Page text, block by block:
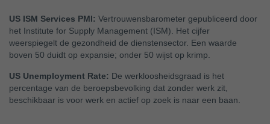
US ISM Services PMI: Vertrouwensbarometer gepubliceerd door
het Institute for Supply Management (ISM). Het cijfer
weerspiegelt de gezondheid de dienstensector. Een waarde
boven 50 duidt op expansie; onder 50 wijst op krimp.
US Unemployment Rate: De werkloosheidsgraad is het
percentage van de beroepsbevolking dat zonder werk zit,
beschikbaar is voor werk en actief op zoek is naar een baan.